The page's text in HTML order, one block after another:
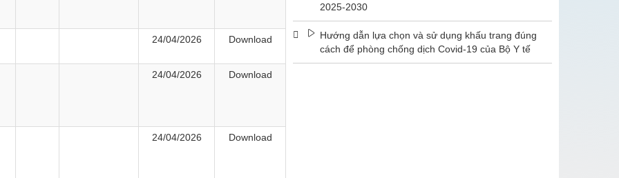
24/04/2026 Download
24/04/2026 Download
24/04/2026 Download
2025-2030
Hướng dẫn lựa chọn và sử dụng khấu trang đúng
cách để phòng chống dịch Covid-19 của Bộ Y tế